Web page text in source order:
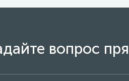
вопрос